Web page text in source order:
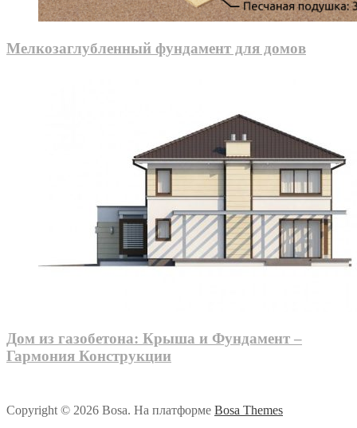
Мелкозаглубленный фундамент для домов
Дом из газобетона: Крыша и Фундамент –
Гармония Конструкции
Copyright © 2026 Bosa. На платформе Bosa Themes